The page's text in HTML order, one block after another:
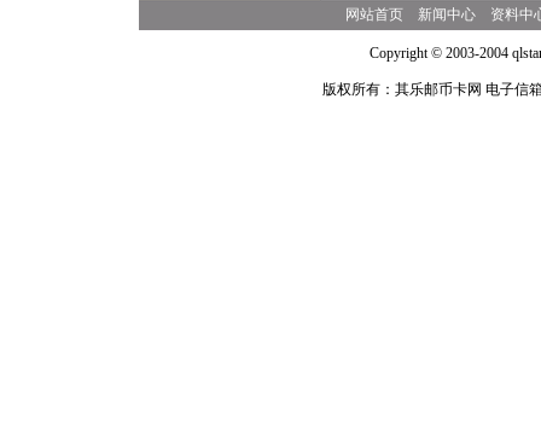
网站首页 新闻中心 资料中
Copyright © 2003-2004
版权所有：其乐邮币卡网 电子信